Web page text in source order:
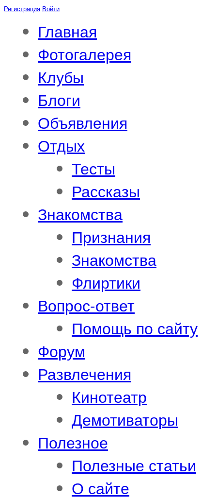
Регистрация Войти
Главная
Фотогалерея
Клубы
Блоги
Объявления
Отдых
Тесты
Рассказы
Знакомства
Признания
Знакомства
Флиртики
Вопрос-ответ
Помощь по сайту
Форум
Развлечения
Кинотеатр
Демотиваторы
Полезное
Полезные статьи
О сайте